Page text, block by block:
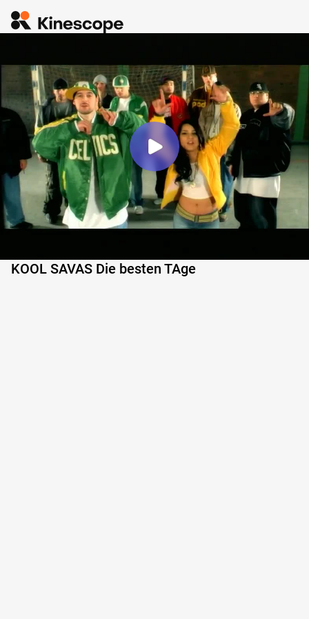
KOOL SAVAS Die besten TAge